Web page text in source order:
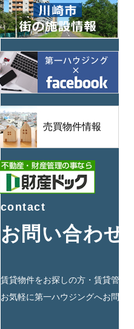
売買物件情報
contact
お問い合わせ
賃貸物件をお探しの方・賃貸管理
お気軽に第一ハウジングへお問合